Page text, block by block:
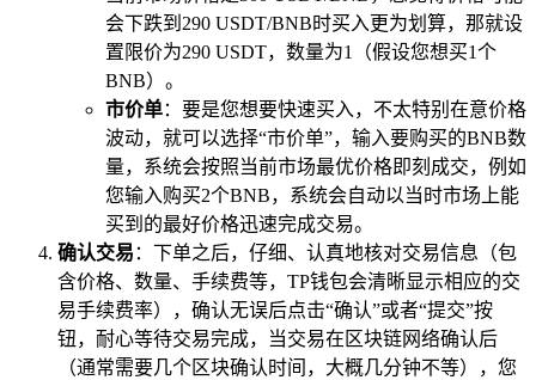
会下跌到290 USDT/BNB时买入更为划算，那就设
置限价为290 USDT，数量为1（假设您想买1个
BNB）。
市价单：要是您想要快速买入，不太特别在意价格
波动，就可以选择“市价单”，输入要购买的BNB数
量，系统会按照当前市场最优价格即刻成交，例如
您输入购买2个BNB，系统会自动以当时市场上能
买到的最好价格迅速完成交易。
确认交易 ：下单之后，仔细、认真地核对交易信息（包
含价格、数量、手续费等，TP钱包会清晰显示相应的交
易手续费率），确认无误后点击“确认”或者“提交”按
钮，耐心等待交易完成，当交易在区块链网络确认后
（通常需要几个区块确认时间，大概几分钟不等），您